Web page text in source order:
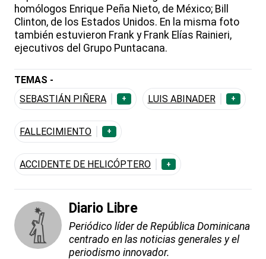
homólogos Enrique Peña Nieto, de México; Bill
Clinton, de los Estados Unidos. En la misma foto
también estuvieron Frank y Frank Elías Rainieri,
ejecutivos del Grupo Puntacana.
TEMAS -
SEBASTIÁN PIÑERA
+ LUIS ABINADER +
FALLECIMIENTO +
ACCIDENTE DE HELICÓPTERO +
Diario Libre
Periódico líder de República Dominicana
centrado en las noticias generales y el
periodismo innovador.